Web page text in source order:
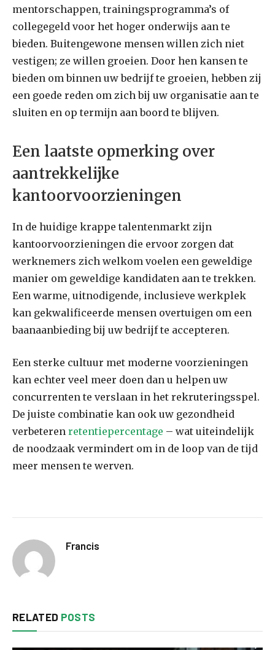
mentorschappen, trainingsprogramma’s of
collegegeld voor het hoger onderwijs aan te
bieden. Buitengewone mensen willen zich niet
vestigen; ze willen groeien. Door hen kansen te
bieden om binnen uw bedrijf te groeien, hebben zij
een goede reden om zich bij uw organisatie aan te
sluiten en op termijn aan boord te blijven.
Een laatste opmerking over
aantrekkelijke
kantoorvoorzieningen
In de huidige krappe talentenmarkt zijn
kantoorvoorzieningen die ervoor zorgen dat
werknemers zich welkom voelen een geweldige
manier om geweldige kandidaten aan te trekken.
Een warme, uitnodigende, inclusieve werkplek
kan gekwalificeerde mensen overtuigen om een ​​
baanaanbieding bij uw bedrijf te accepteren.
Een sterke cultuur met moderne voorzieningen
kan echter veel meer doen dan u helpen uw
concurrenten te verslaan in het rekruteringsspel.
De juiste combinatie kan ook uw gezondheid
verbeteren retentiepercentage – wat uiteindelijk
de noodzaak vermindert om in de loop van de tijd
meer mensen te werven.
Francis
RELATED POSTS